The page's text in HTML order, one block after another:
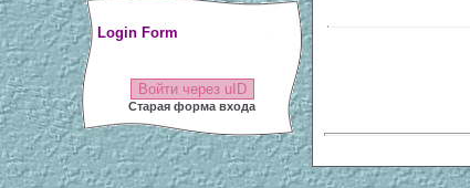
Login Form
Войти через uID
Старая форма входа